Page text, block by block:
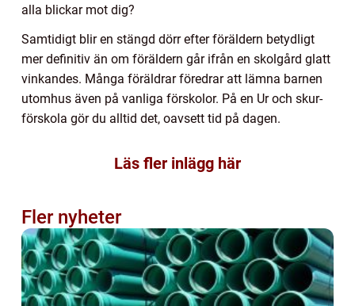
alla blickar mot dig?
Samtidigt blir en stängd dörr efter föräldern betydligt
mer definitiv än om föräldern går ifrån en skolgård glatt
vinkandes. Många föräldrar föredrar att lämna barnen
utomhus även på vanliga förskolor. På en Ur och skur-
förskola gör du alltid det, oavsett tid på dagen.
Läs fler inlägg här
Fler nyheter